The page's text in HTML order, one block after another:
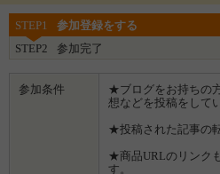
STEP1
参加登録をする
STEP2
参加完了
参加条件
★ブログをお持ちの
想などを投稿をして
★投稿された記事の
★商品URLのリンク
す。